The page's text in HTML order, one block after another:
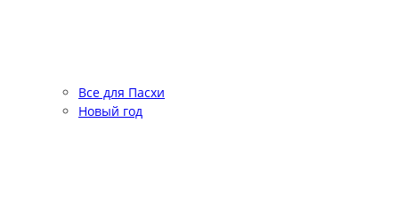
Все для Пасхи
Новый год